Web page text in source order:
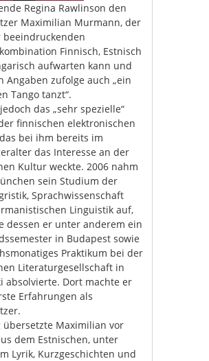
Regina Rawlinson den
Maximilian Murmann, der
beeindruckenden
Finnisch, Estnisch
aufwarten kann und
Angaben zufolge auch „ein
Tango tanzt“.
das „sehr spezielle“
finnischen elektronischen
bei ihm bereits im
das Interesse an der
Kultur weckte. 2006 nahm
sein Studium der
Sprachwissenschaft
Linguistik auf,
dessen er unter anderem ein
in Budapest sowie
Praktikum bei der
Literaturgesellschaft in
absolvierte. Dort machte er
Erfahrungen als
übersetzte Maximilian vor
dem Estnischen, unter
Lyrik, Kurzgeschichten und